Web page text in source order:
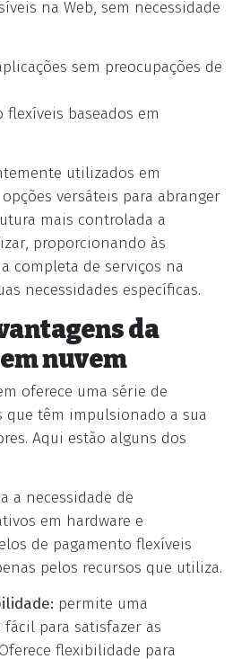
na Web, sem necessidade
sem preocupações de
baseados em
utilizados em
versáteis para abranger
mais controlada a
proporcionando às
completa de serviços na
necessidades específicas.
da
nuvem
oferece uma série de
que têm impulsionado a sua
Aqui estão alguns dos
a necessidade de
em hardware e
de pagamento flexíveis
pelos recursos que utiliza.
permite uma
para satisfazer as
flexibilidade para